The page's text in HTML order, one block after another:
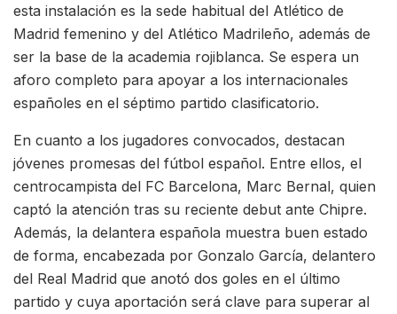
esta instalación es la sede habitual del Atlético de
Madrid femenino y del Atlético Madrileño, además de
ser la base de la academia rojiblanca. Se espera un
aforo completo para apoyar a los internacionales
españoles en el séptimo partido clasificatorio.
En cuanto a los jugadores convocados, destacan
jóvenes promesas del fútbol español. Entre ellos, el
centrocampista del FC Barcelona, Marc Bernal, quien
captó la atención tras su reciente debut ante Chipre.
Además, la delantera española muestra buen estado
de forma, encabezada por Gonzalo García, delantero
del Real Madrid que anotó dos goles en el último
partido y cuya aportación será clave para superar al